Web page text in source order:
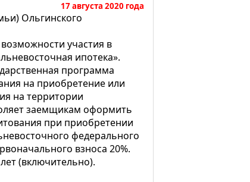
17 августа 2020 года
Ольгинского
участия в
ипотека».
программа
на приобретение или
на территории
заемщикам оформить
при приобретении
федерального
взноса 20%.
(включительно).